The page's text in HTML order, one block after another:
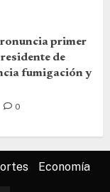
primer
de
fumigación y
0
Economía